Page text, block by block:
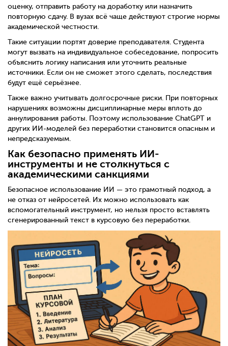
оценку, отправить работу на доработку или назначить
повторную сдачу. В вузах всё чаще действуют строгие нормы
академической честности.
Такие ситуации портят доверие преподавателя. Студента
могут вызвать на индивидуальное собеседование, попросить
объяснить логику написания или уточнить реальные
источники. Если он не сможет этого сделать, последствия
будут ещё серьёзнее.
Также важно учитывать долгосрочные риски. При повторных
нарушениях возможны дисциплинарные меры вплоть до
аннулирования работы. Поэтому использование ChatGPT и
других ИИ-моделей без переработки становится опасным и
непредсказуемым.
Как безопасно применять ИИ-
инструменты и не столкнуться с
академическими санкциями
Безопасное использование ИИ — это грамотный подход, а
не отказ от нейросетей. Их можно использовать как
вспомогательный инструмент, но нельзя просто вставлять
сгенерированный текст в курсовую без переработки.